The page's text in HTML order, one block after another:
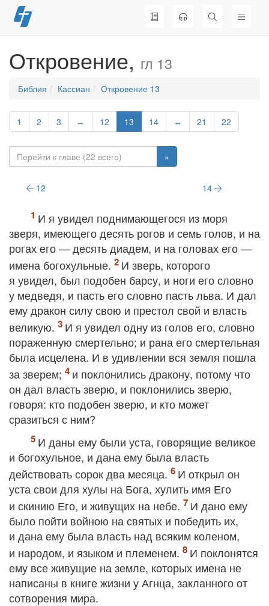
Перейти
к
Откровение, гл 13
Библия Кассиан Откровение 13
1 2 3 ↔ 12 13 14 ↔ 21 22
»
12 14
И я увидел поднимающегося из моря
зверя, имеющего десять рогов и семь голов, и на
рогах его — десять диадем, и на головах его —
имена богохульные.
И зверь, которого
я увидел, был подобен барсу, и ноги его словно
у медведя, и пасть его словно пасть льва. И дал
ему дракон силу свою и престол свой и власть
великую.
И я увидел одну из голов его, словно
пораженную смертельно; и рана его смертельная
была исцелена. И в удивлении вся земля пошла
за зверем;
и поклонились дракону, потому что
он дал власть зверю, и поклонились зверю,
говоря: кто подобен зверю, и кто может
сразиться с ним?
И даны ему были уста, говорящие великое
и богохульное, и дана ему была власть
действовать сорок два месяца.
И открыл он
уста свои для хулы на Бога, хулить имя Его
и скинию Его, и живущих на небе.
И дано ему
было пойти войною на святых и победить их,
и дана ему была власть над всяким коленом,
и народом, и языком и племенем.
И поклонятся
ему все живущие на земле, которых имена не
написаны в книге жизни у Агнца, закланного от
сотворения мира.